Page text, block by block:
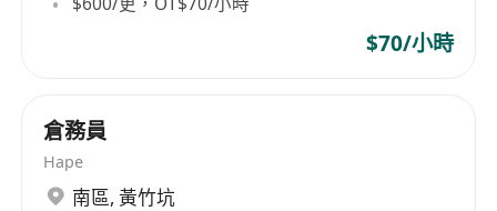
$70/小時
倉務員
Hape
南區, 黃竹坑